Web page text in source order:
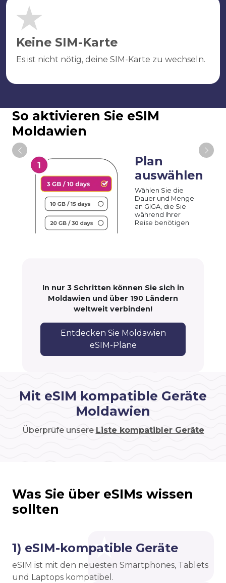
Keine SIM-Karte
Es ist nicht nötig, deine SIM-Karte zu wechseln.
So aktivieren Sie eSIM
Moldawien
Plan
auswählen
Wählen Sie die
Dauer und Menge
an GIGA, die Sie
während Ihrer
Reise benötigen
In nur 3 Schritten können Sie sich in
Moldawien und über 190 Ländern
weltweit verbinden!
Entdecken Sie Moldawien
eSIM-Pläne
Mit eSIM kompatible Geräte
Moldawien
Überprüfe unsere Liste kompatibler Geräte
Was Sie über eSIMs wissen
sollten
1) eSIM-kompatible Geräte
eSIM ist mit den neuesten Smartphones, Tablets
und Laptops kompatibel.